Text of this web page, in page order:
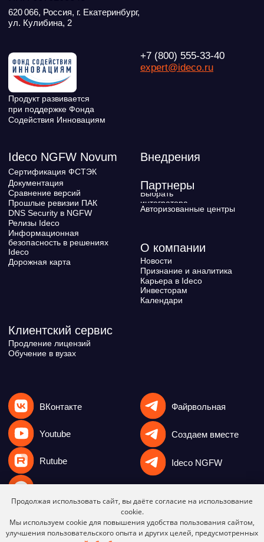
Продолжая использовать сайт, вы даёте согласие на использование
cookie.
Мы используем cookie для повышения удобства пользования сайтом,
улучшения пользовательского опыта и других целей, предусмотренных